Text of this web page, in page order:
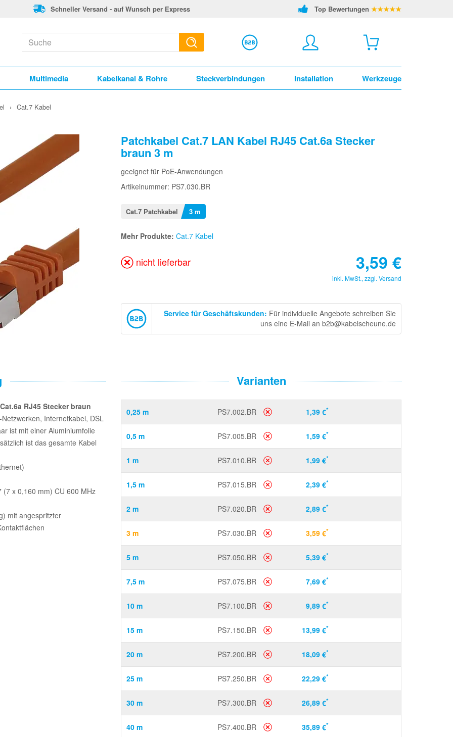
Schneller Versand - auf Wunsch per Express Top Bewertungen ★★★★★
Multimedia Kabelkanal & Rohre Steckverbindungen Installation Werkzeuge
› Cat.7 Kabel
Patchkabel Cat.7 LAN Kabel RJ45 Cat.6a Stecker
braun 3 m
geeignet für PoE-Anwendungen
Artikelnummer: PS7.030.BR
Cat.7 Patchkabel 3 m
Mehr Produkte: Cat.7 Kabel
nicht lieferbar 3,59 €
inkl. MwSt., zzgl. Versand
Service für Geschäftskunden: Für individuelle Angebote schreiben Sie
uns eine E-Mail an b2b@kabelscheune.de
Varianten
0,25 m PS7.002.BR 1,39 €*
0,5 m PS7.005.BR 1,59 €*
1 m PS7.010.BR 1,99 €*
1,5 m PS7.015.BR 2,39 €*
2 m PS7.020.BR 2,89 €*
3 m PS7.030.BR 3,59 €*
5 m PS7.050.BR 5,39 €*
7,5 m PS7.075.BR 7,69 €*
10 m PS7.100.BR 9,89 €*
15 m PS7.150.BR 13,99 €*
20 m PS7.200.BR 18,09 €*
25 m PS7.250.BR 22,29 €*
30 m PS7.300.BR 26,89 €*
40 m PS7.400.BR 35,89 €*
RJ45 Stecker braun
Internetkabel, DSL
ist mit einer Aluminiumfolie
ist das gesamte Kabel
(7 x 0,160 mm) CU 600 MHz
mit angespritzter